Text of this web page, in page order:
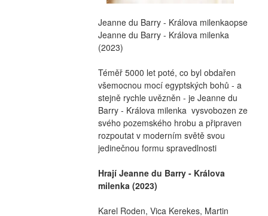
Jeanne du Barry - Králova milenkaopse
Jeanne du Barry - Králova milenka
(2023)
Téměř 5000 let poté, co byl obdařen
všemocnou mocí egyptských bohů - a
stejně rychle uvězněn - je Jeanne du
Barry - Králova milenka  vysvobozen ze
svého pozemského hrobu a připraven
rozpoutat v moderním světě svou
jedinečnou formu spravedlnosti
Hrají Jeanne du Barry - Králova
milenka (2023)
Karel Roden, Vica Kerekes, Martin